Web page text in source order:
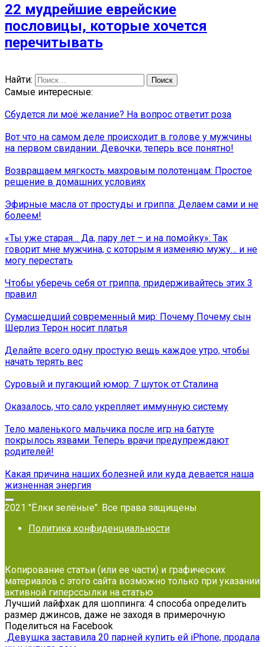
22 мудрейшие еврейские
пословицы, которые хочется
перечитывать
Найти:
Самые интересные:
Сбудется ли моё желание? На вопрос ответит роза
Вот что на самом деле происходит в голове у мужчины
на первом свидании. Девочки, теперь все понятно!
Возвращаем мягкость махровым полотенцам: Простое
решение в домашних условиях
Эфирные масла от простуды и гриппа: Делаем сами и не
болеем!
«Ты уже старая… Да, пару лет – и на помойку»: Так
говорит мне мужчина, с которым я изменяю мужу… и не
могу перестать
Чтобы уберечь себя от гриппа, придерживайтесь этих 3
правил
Сумасшедший современный мир: Почему Почему сын
Шерлиз Терон носит платья
Делайте всего одну простую вещь каждое утро, чтобы
начать терять вес
Суровый и пугающий юмор: 7 шуток от Сталина
Оказалось, что сало укрепляет иммунную систему
Тело маленького мальчика после игр на батуте
покрылось язвами. Теперь врачи предупреждают
родителей!
Какая причина наших болезней или куда девается наша
жизненная энергия
2021 "Ёлки зелёные". Все права защищены
Политика конфиденциальности
Копирование статьи (или ее части) и графических
материалов с этого сайта возможно только при указании
активной гиперссылки на статью
Лучший лайфхак для шоппинга: 4 способа определить
размер джинсов, даже не заходя в примерочную
Поделиться на Facebook
Девушка заставила 20 парней купить ей iPhone, продала